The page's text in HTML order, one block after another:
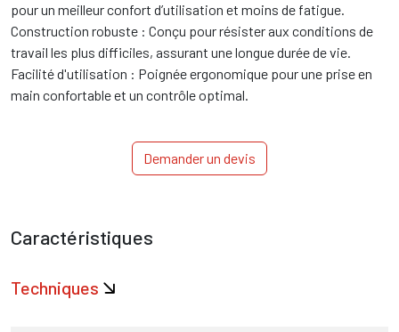
pour un meilleur confort d’utilisation et moins de fatigue.
Construction robuste : Conçu pour résister aux conditions de
travail les plus difficiles, assurant une longue durée de vie.
Facilité d'utilisation : Poignée ergonomique pour une prise en
main confortable et un contrôle optimal.
Demander un devis
Caractéristiques
Techniques